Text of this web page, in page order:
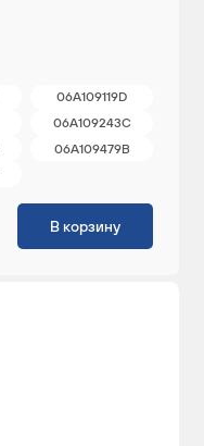
06A109119D
06A109243C
06A109479B
В корзину